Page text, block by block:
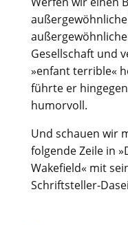
Gesellschaft und
»enfant terrible«
führte er
humorvoll.
Und schauen wir
folgende Zeile in
Wakefield« mit
Schriftsteller-